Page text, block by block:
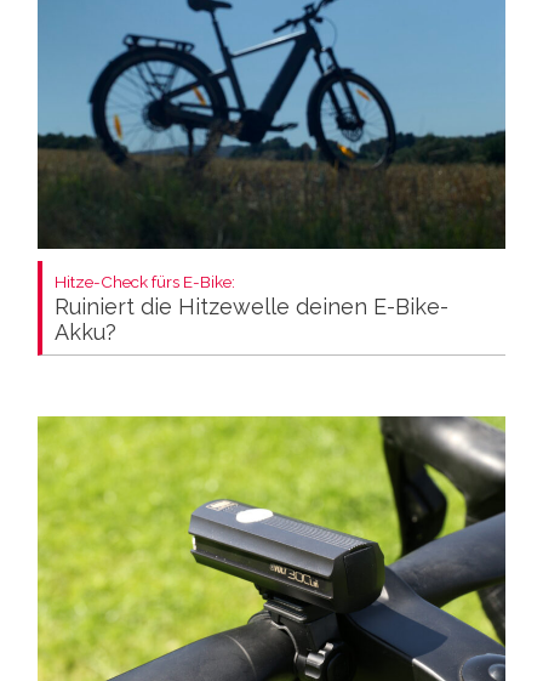
Hitze-Check fürs E-Bike:
Ruiniert die Hitzewelle deinen E-Bike-
Akku?